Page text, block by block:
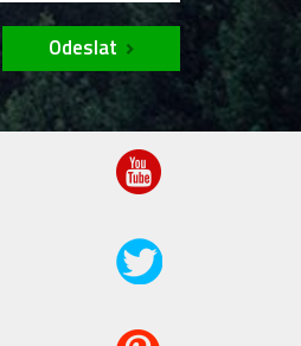
Odeslat